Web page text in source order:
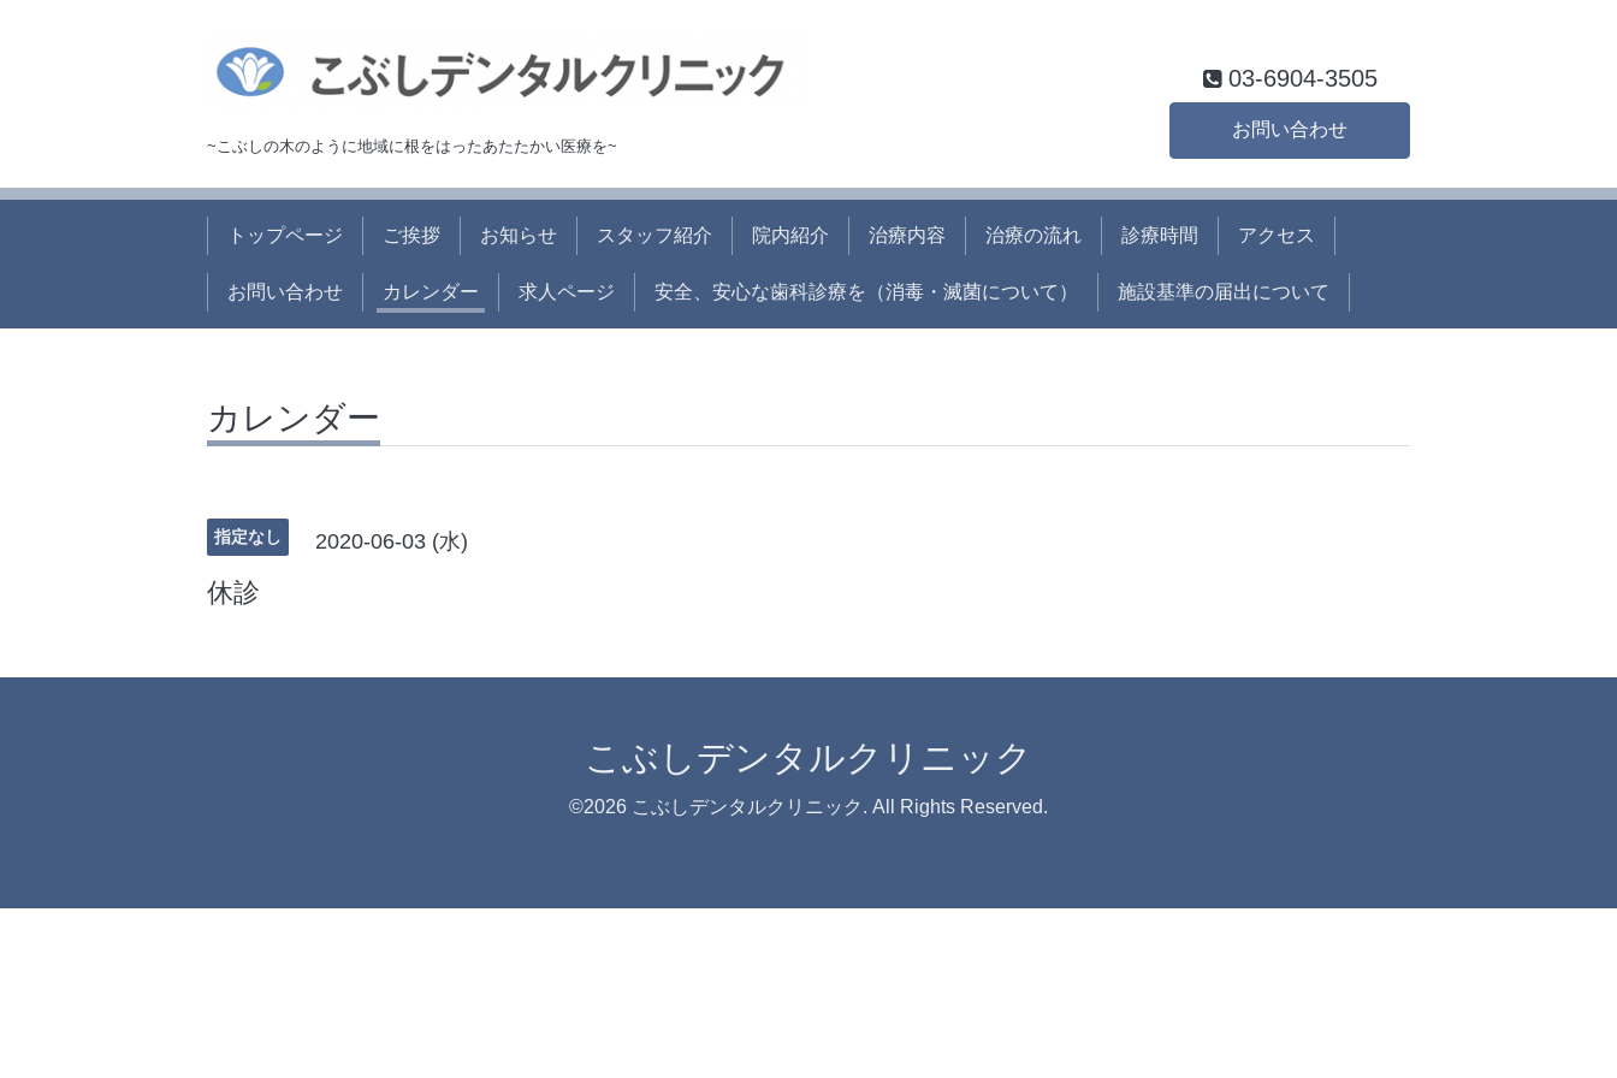
~こぶしの木のように地域に根をはったあたたかい医療を~
03-6904-3505
お問い合わせ
トップページ ご挨拶 お知らせ スタッフ紹介 院内紹介 治療内容 治療の流れ 診療時間 アクセス
お問い合わせ カレンダー 求人ページ 安全、安心な歯科診療を（消毒・滅菌について） 施設基準の届出について
カレンダー
指定なし 2020-06-03 (水)
休診
こぶしデンタルクリニック
©2026 こぶしデンタルクリニック . All Rights Reserved.